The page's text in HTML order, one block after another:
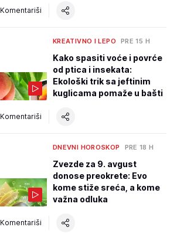
Komentariši
KREATIVNO I LEPO PRE 15 H
Kako spasiti voće i povrće
od ptica i insekata:
Ekološki trik sa jeftinim
kuglicama pomaže u bašti
Komentariši
DNEVNI HOROSKOP PRE 18 H
Zvezde za 9. avgust
donose preokrete: Evo
kome stiže sreća, a kome
važna odluka
Komentariši